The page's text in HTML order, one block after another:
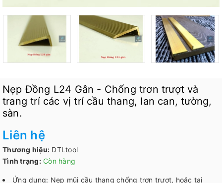
Nẹp Đồng L24 Gân - Chống trơn trượt và
trang trí các vị trí cầu thang, lan can, tường,
sàn.
Liên hệ
Thương hiệu: DTLtool
Tình trạng: Còn hàng
Ứng dụng: Nẹp mũi cầu thang chống trơn trượt, hoặc tại